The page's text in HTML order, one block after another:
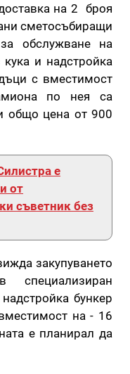
на 2 броя
сметосъбиращи
обслужване на
и надстройка
с вместимост
по нея са
общо цена от 900
е
от
съветник без
закупуването
бункер
на - 16
е планирал да